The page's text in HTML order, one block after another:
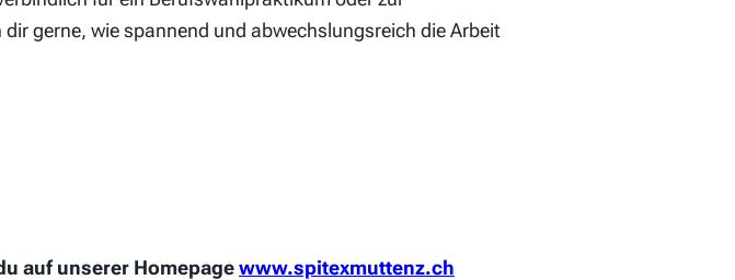
gerne, wie spannend und abwechslungsreich die Arbeit
auf unserer Homepagewww.spitexmuttenz.ch